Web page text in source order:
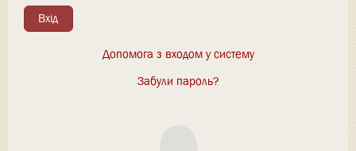
Вхід
Допомога з входом у систему
Забули пароль?